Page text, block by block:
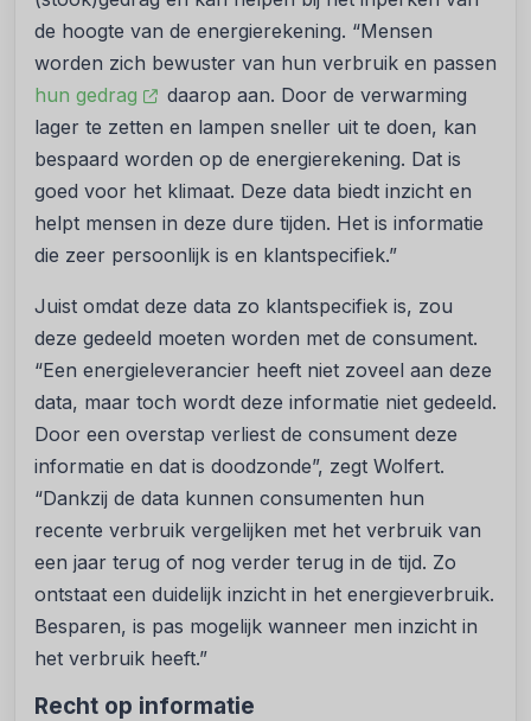
de hoogte van de energierekening. “Mensen
worden zich bewuster van hun verbruik en passen
hun gedrag
daarop aan. Door de verwarming
lager te zetten en lampen sneller uit te doen, kan
bespaard worden op de energierekening. Dat is
goed voor het klimaat. Deze data biedt inzicht en
helpt mensen in deze dure tijden. Het is informatie
die zeer persoonlijk is en klantspecifiek.”
Juist omdat deze data zo klantspecifiek is, zou
deze gedeeld moeten worden met de consument.
“Een energieleverancier heeft niet zoveel aan deze
data, maar toch wordt deze informatie niet gedeeld.
Door een overstap verliest de consument deze
informatie en dat is doodzonde”, zegt Wolfert.
“Dankzij de data kunnen consumenten hun
recente verbruik vergelijken met het verbruik van
een jaar terug of nog verder terug in de tijd. Zo
ontstaat een duidelijk inzicht in het energieverbruik.
Besparen, is pas mogelijk wanneer men inzicht in
het verbruik heeft.”
Recht op informatie